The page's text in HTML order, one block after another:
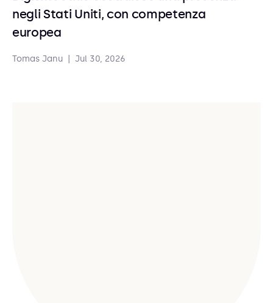
negli Stati Uniti, con competenza
europea
Tomas Janu Jul 30, 2026